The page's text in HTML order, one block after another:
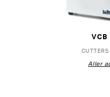
CUTTERS
Aller